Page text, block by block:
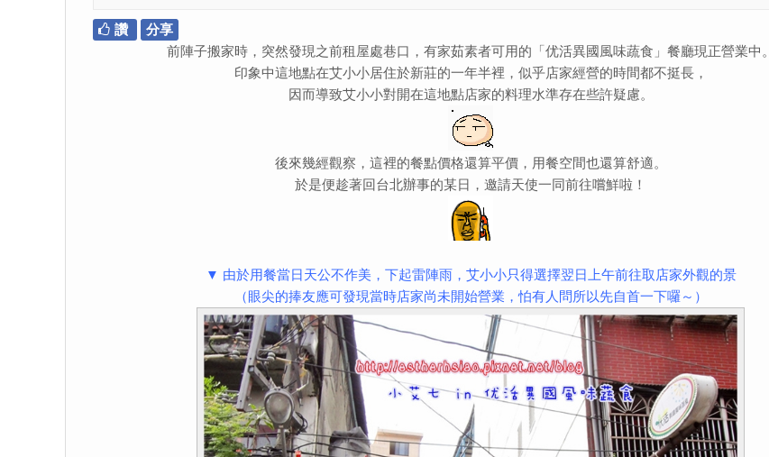
讚
分享
前陣子搬家時，突然發現之前租屋處巷口，有家茹素者可用的「优活異國風味蔬食」餐廳現正營業中。
印象中這地點在艾小小居住於新莊的一年半裡，似乎店家經營的時間都不挺長，
因而導致艾小小對開在這地點店家的料理水準存在些許疑慮。
後來幾經觀察，這裡的餐點價格還算平價，用餐空間也還算舒適。
於是便趁著回台北辦事的某日，邀請天使一同前往嚐鮮啦！
▼ 由於用餐當日天公不作美，下起雷陣雨，艾小小只得選擇翌日上午前往取店家外觀的景
（眼尖的捧友應可發現當時店家尚未開始營業，怕有人問所以先自首一下囉～）